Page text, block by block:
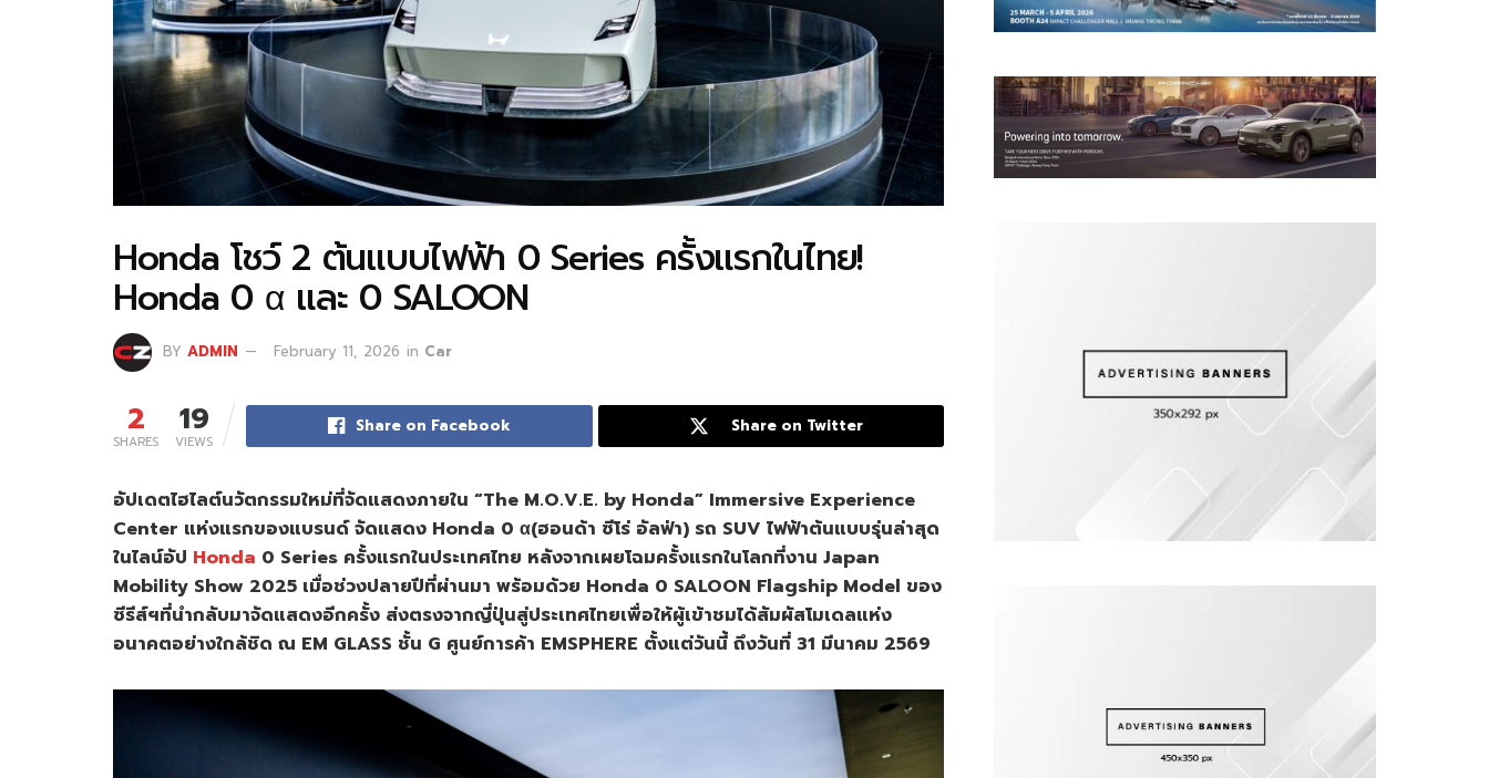
Honda โชว์ 2 ต้นแบบไฟฟ้า 0 Series ครั้งแรกในไทย!
Honda 0 α และ 0 SALOON
BY ADMIN February 11, 2026 in Car
2
SHARES
19
VIEWS
Share on Facebook Share on Twitter
อัปเดตไฮไลต์นวัตกรรมใหม่ที่จัดแสดงภายใน “The M.O.V.E. by Honda” Immersive Experience
Center แห่งแรกของแบรนด์ จัดแสดง Honda 0 α(ฮอนด้า ซีโร่ อัลฟ่า) รถ SUV ไฟฟ้าต้นแบบรุ่นล่าสุด
ในไลน์อัป Honda 0 Series ครั้งแรกในประเทศไทย หลังจากเผยโฉมครั้งแรกในโลกที่งาน Japan
Mobility Show 2025 เมื่อช่วงปลายปีที่ผ่านมา พร้อมด้วย Honda 0 SALOON Flagship Model ของ
ซีรีส์ฯที่นำกลับมาจัดแสดงอีกครั้ง ส่งตรงจากญี่ปุ่นสู่ประเทศไทยเพื่อให้ผู้เข้าชมได้สัมผัสโมเดลแห่ง
อนาคตอย่างใกล้ชิด ณ EM GLASS ชั้น G ศูนย์การค้า EMSPHERE ตั้งแต่วันนี้ ถึงวันที่ 31 มีนาคม 2569